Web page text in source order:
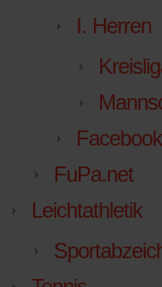
I. Herren
Facebook
FuPa.net
Leichtathletik